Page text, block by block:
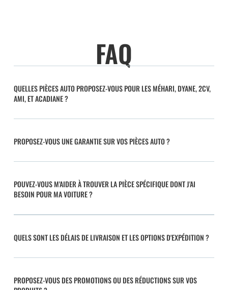
FAQ
QUELLES PIÈCES AUTO PROPOSEZ-VOUS POUR LES MÉHARI, DYANE, 2CV,
AMI, ET ACADIANE ?
PROPOSEZ-VOUS UNE GARANTIE SUR VOS PIÈCES AUTO ?
POUVEZ-VOUS M'AIDER À TROUVER LA PIÈCE SPÉCIFIQUE DONT J'AI
BESOIN POUR MA VOITURE ?
QUELS SONT LES DÉLAIS DE LIVRAISON ET LES OPTIONS D'EXPÉDITION ?
PROPOSEZ-VOUS DES PROMOTIONS OU DES RÉDUCTIONS SUR VOS